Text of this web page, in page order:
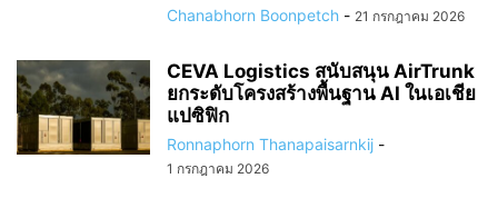
Chanabhorn Boonpetch - 21 กรกฎาคม 2026
CEVA Logistics สนับสนุน AirTrunk
ยกระดับโครงสร้างพื้นฐาน AI ในเอเชีย
แปซิฟิก
Ronnaphorn Thanapaisarnkij -
1 กรกฎาคม 2026